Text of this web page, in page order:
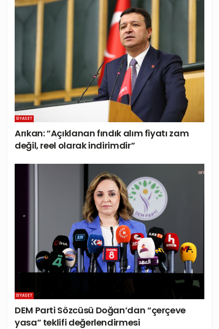
SIYASET
Arıkan: “Açıklanan fındık alım fiyatı zam
değil, reel olarak indirimdir”
SIYASET
DEM Parti Sözcüsü Doğan’dan “çerçeve
yasa” teklifi değerlendirmesi